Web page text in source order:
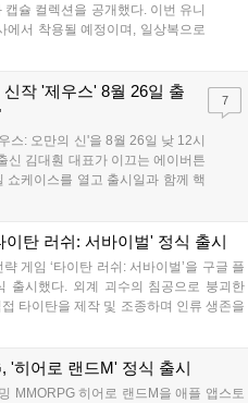
슐 컬렉션을 공개했다. 이번 유니
에서 착용될 예정이며, 일상복으로
부터 골스튜디오 공식 홈페이지
유니폼을 착용할 계획이다....
작 '제우스' 8월 26일 출
스: 오만의 신'을 8월 26일 낮 12시
신 김대훤 대표가 이끄는 에이버튼
쇼케이스를 열고 출시일과 함께 핵
향을 공개했다. 캐릭터명 선점은
7
이탄 러쉬: 서바이벌' 정식 출시
게임 ‘타이탄 러쉬: 서바이벌’을 구글 플
출시했다. 외계 괴수의 침공으로 붕괴한
타이탄을 제작 및 조종하며 인류 생존을
, 피난처 운영, 연맹 협동 콘텐츠가 특징
은 공식 커뮤니티에서 확인 가능하다....
'히어로 랜드M' 정식 출시
MMORPG 히어로 랜드M을 애플 앱스토